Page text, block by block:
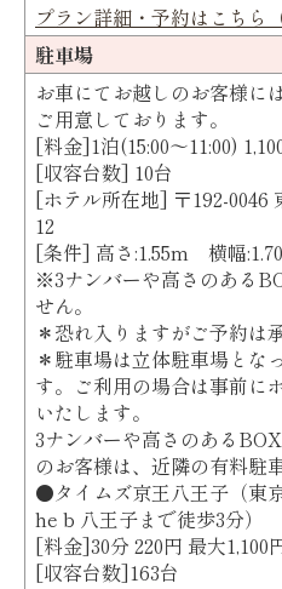
プラン詳細・予約はこちら
駐車場
お車にてお越しのお客様に
ご用意しております。
[料金]1泊(15:00〜11:00)
[収容台数] 10台
[ホテル所在地] 〒192-0046
12
[条件] 高さ:1.55m 横幅
※3ナンバーや高さのある
せん。
＊恐れ入りますがご予約は
＊駐車場は立体駐車場とな
す。ご利用の場合は事前に
いたします。
3ナンバーや高さのある
のお客様は、近隣の有料駐
●タイムズ京王八王子（東
he b 八王子まで徒歩3分）
[料金]30分 220円 最大1,100
[収容台数]163台